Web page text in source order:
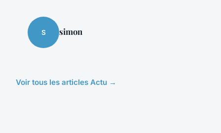
S simon
Voir tous les articles Actu →